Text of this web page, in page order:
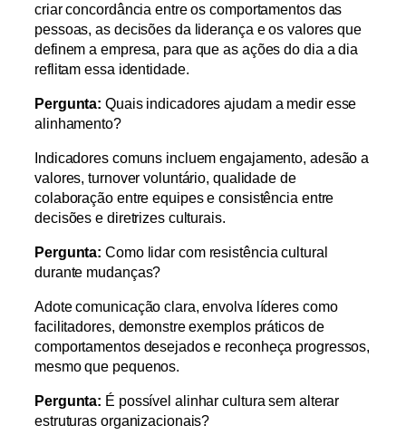
criar concordância entre os comportamentos das
pessoas, as decisões da liderança e os valores que
definem a empresa, para que as ações do dia a dia
reflitam essa identidade.
Pergunta: Quais indicadores ajudam a medir esse
alinhamento?
Indicadores comuns incluem engajamento, adesão a
valores, turnover voluntário, qualidade de
colaboração entre equipes e consistência entre
decisões e diretrizes culturais.
Pergunta: Como lidar com resistência cultural
durante mudanças?
Adote comunicação clara, envolva líderes como
facilitadores, demonstre exemplos práticos de
comportamentos desejados e reconheça progressos,
mesmo que pequenos.
Pergunta: É possível alinhar cultura sem alterar
estruturas organizacionais?